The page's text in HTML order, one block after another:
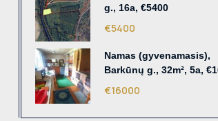
g., 16a, €5400
€5400
Namas (gyvenamasis),
Barkūnų g., 32m², 5a,
€16000